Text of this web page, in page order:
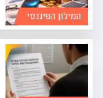
המילון הפיננסי